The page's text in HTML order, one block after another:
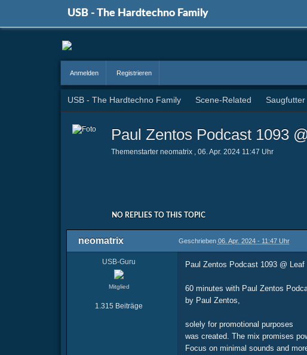
USB - The Hardtechno Family
Anmelden Registrieren
USB - The Hardtechno Family Scene-Related Saugfutter
Paul Zentos Podcast 1093
Themenstarter neomatrix 06. Apr. 2024 11:47 Uhr
NO REPLIES TO THIS TOPIC
neomatrix Geschrieben 06. Apr. 2024 - 11:47 Uhr
USB-Guru
Mitglied
1.315 Beiträge
Paul Zentos Podcast 1093 @
60 minutes with Paul Zentos
by Paul Zentos,
solely for promotional purposes
was created. The mix promises
Focus on minimal sounds and